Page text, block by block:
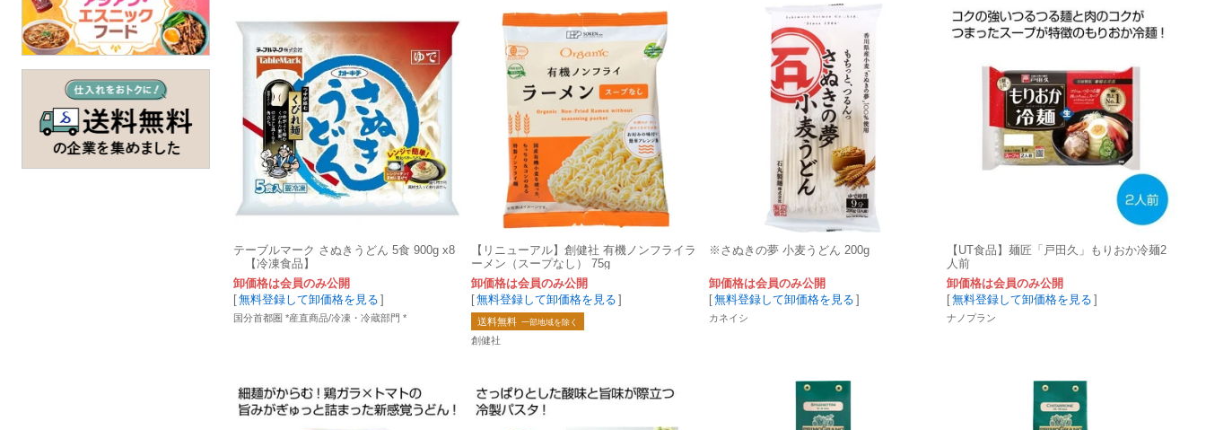
テーブルマーク さぬきうどん 5食 900g x8
【冷凍食品】
卸価格は会員のみ公開
[無料登録して卸価格を見る ]
国分首都圏 *産直商品/冷凍・冷蔵部門 *
【リニューアル】創健社 有機ノンフライラ
ーメン（スープなし） 75g
卸価格は会員のみ公開
[無料登録して卸価格を見る ]
送料無料 一部地域を除く
創健社
※さぬきの夢 小麦うどん 200g
卸価格は会員のみ公開
[無料登録して卸価格を見る ]
カネイシ
【UT食品】麺匠「戸田久」もりおか冷麺2
人前
卸価格は会員のみ公開
[無料登録して卸価格を見る ]
ナノプラン